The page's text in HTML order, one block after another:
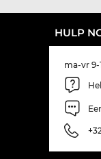
HULP
ma-vr 9-